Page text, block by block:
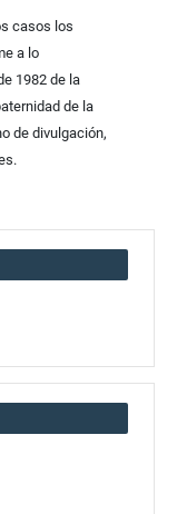
casos los
a lo
1982 de la
de la
de divulgación,